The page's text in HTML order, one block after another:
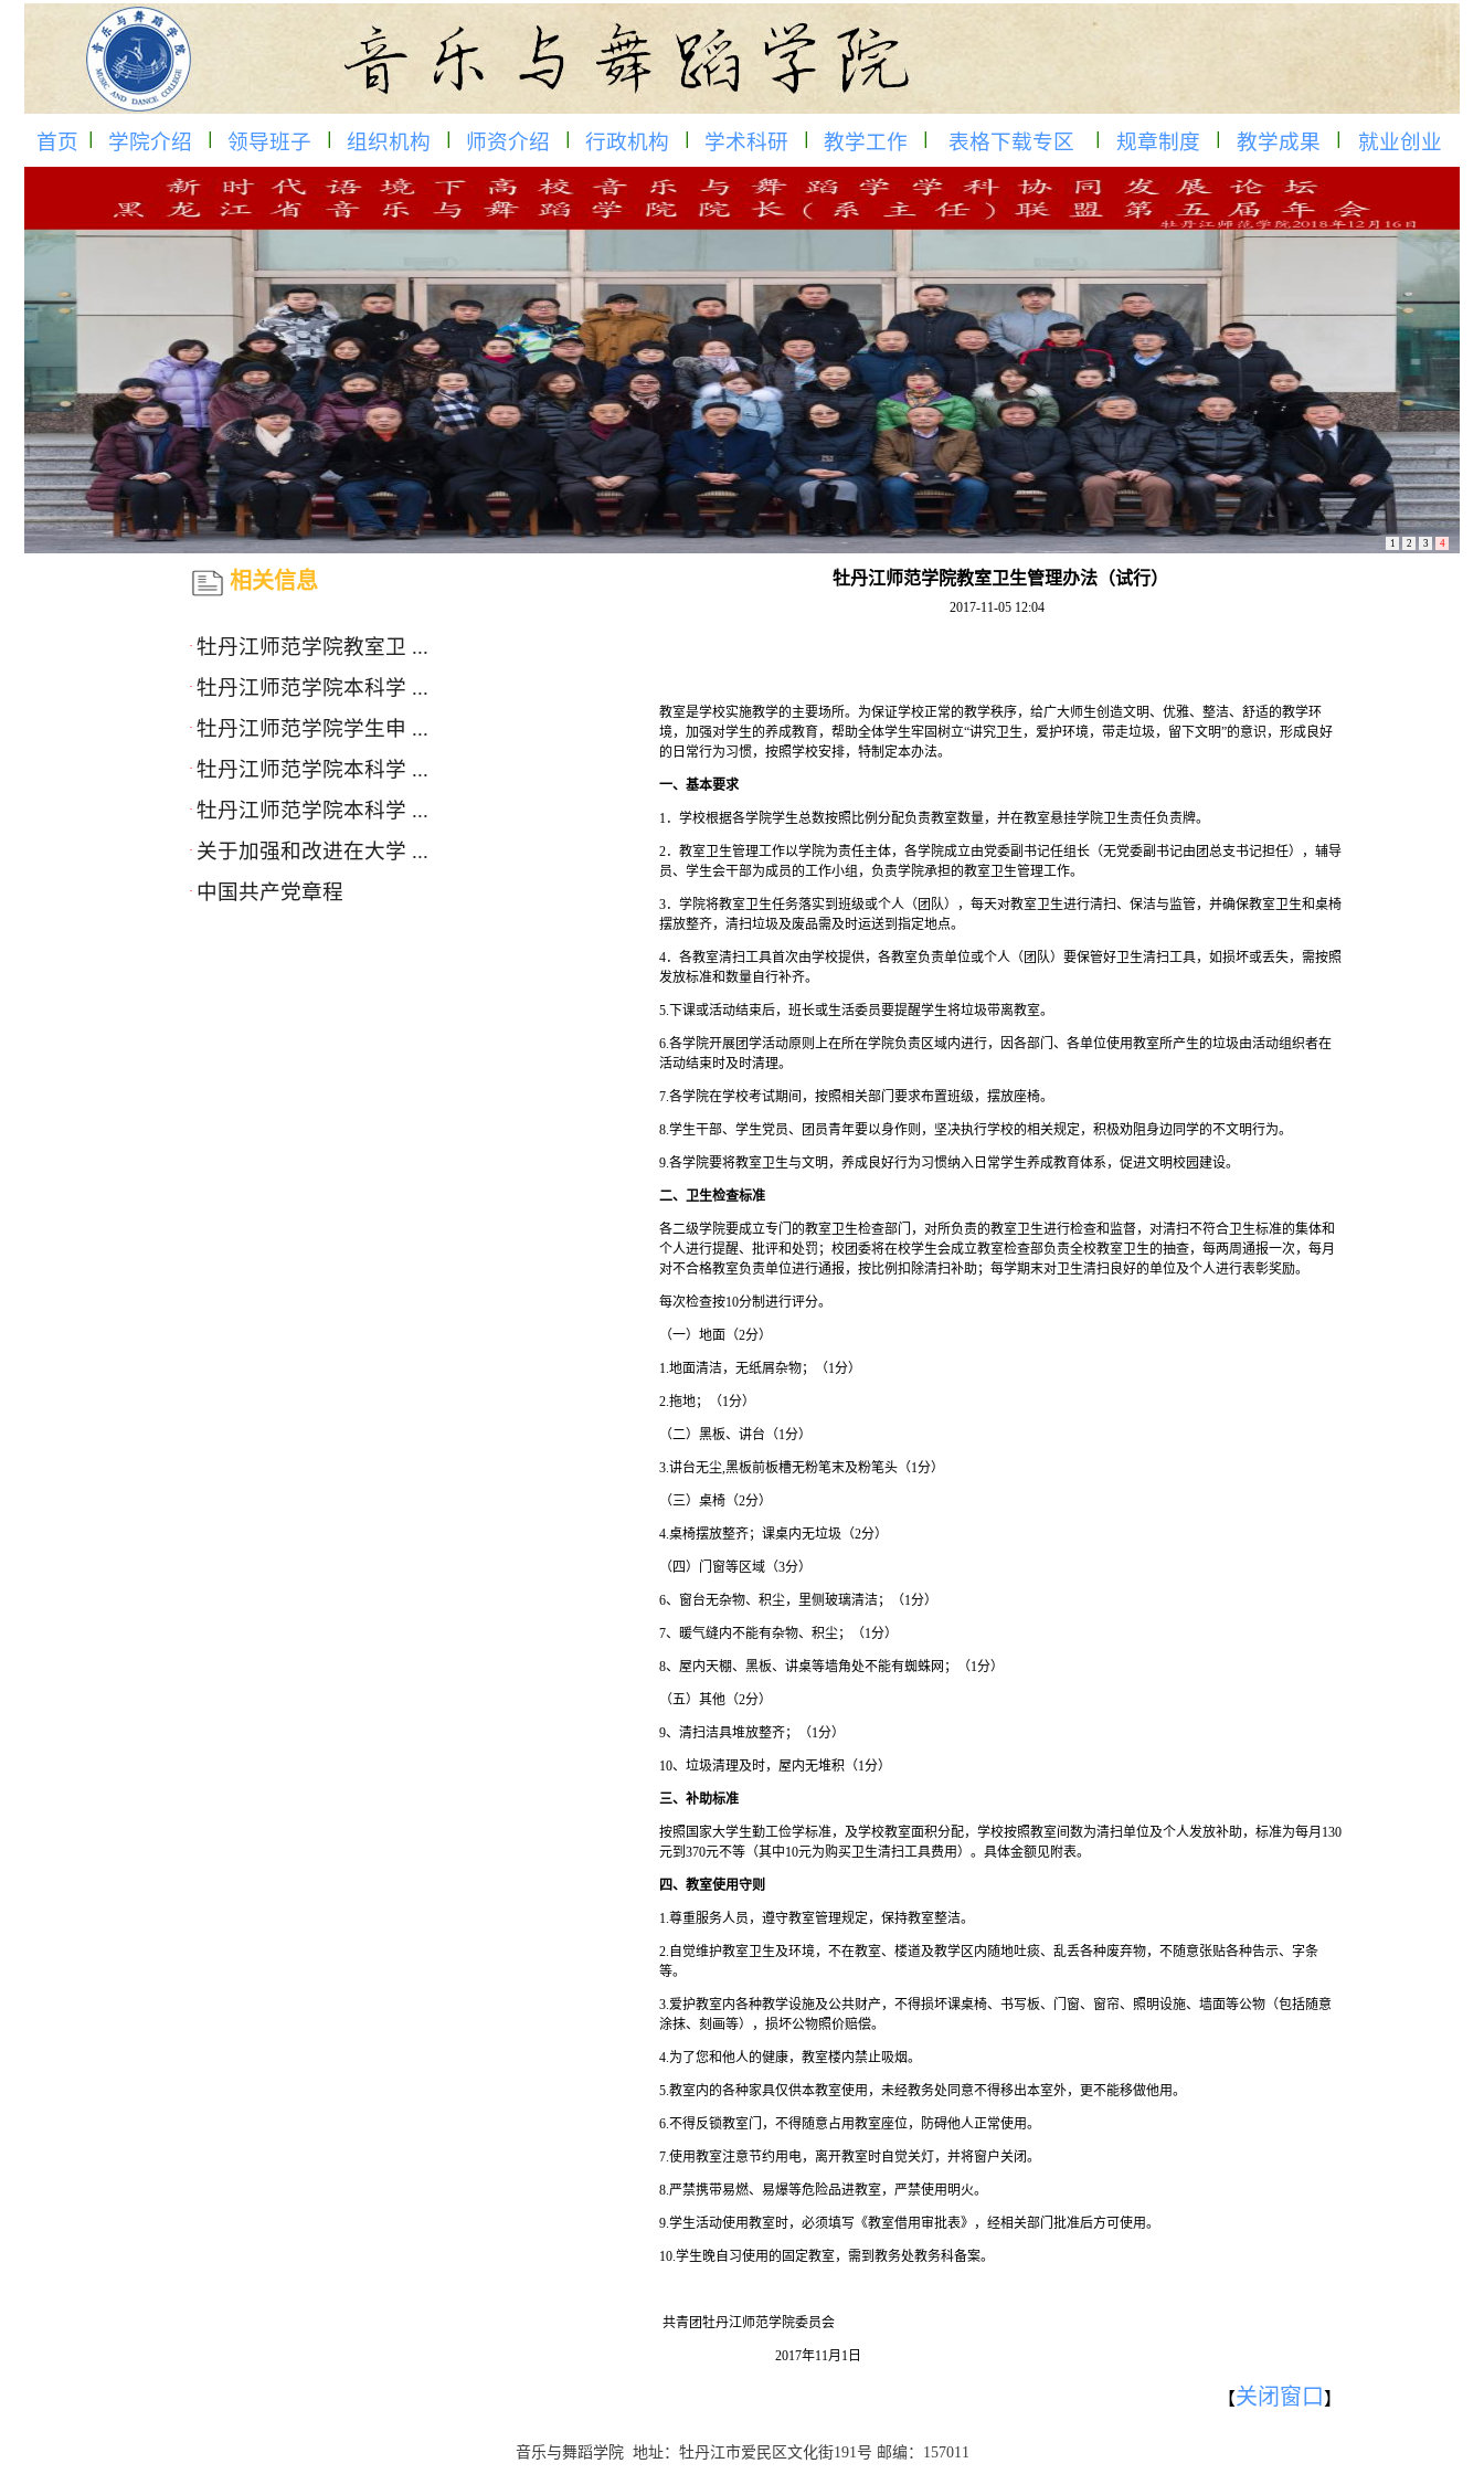
首页 学院介绍 领导班子 组织机构 师资介绍 行政机构 学术科研 教学工作 表格下载专区 规章制度 教学成果 就业创业
1 2 3 4
相关信息
· 牡丹江师范学院教室卫 ...
· 牡丹江师范学院本科学 ...
· 牡丹江师范学院学生申 ...
· 牡丹江师范学院本科学 ...
· 牡丹江师范学院本科学 ...
· 关于加强和改进在大学 ...
· 中国共产党章程
牡丹江师范学院教室卫生管理办法（试行）
2017-11-05 12:04
教室是学校实施教学的主要场所。为保证学校正常的教学秩序，给广大师生创造文明、优雅、整洁、舒适的教学环
境，加强对学生的养成教育，帮助全体学生牢固树立“讲究卫生，爱护环境，带走垃圾，留下文明”的意识，形成良好
的日常行为习惯，按照学校安排，特制定本办法。
一、基本要求
1．学校根据各学院学生总数按照比例分配负责教室数量，并在教室悬挂学院卫生责任负责牌。
2．教室卫生管理工作以学院为责任主体，各学院成立由党委副书记任组长（无党委副书记由团总支书记担任），辅导
员、学生会干部为成员的工作小组，负责学院承担的教室卫生管理工作。
3．学院将教室卫生任务落实到班级或个人（团队），每天对教室卫生进行清扫、保洁与监管，并确保教室卫生和桌椅
摆放整齐，清扫垃圾及废品需及时运送到指定地点。
4．各教室清扫工具首次由学校提供，各教室负责单位或个人（团队）要保管好卫生清扫工具，如损坏或丢失，需按照
发放标准和数量自行补齐。
5.下课或活动结束后，班长或生活委员要提醒学生将垃圾带离教室。
6.各学院开展团学活动原则上在所在学院负责区域内进行，因各部门、各单位使用教室所产生的垃圾由活动组织者在
活动结束时及时清理。
7.各学院在学校考试期间，按照相关部门要求布置班级，摆放座椅。
8.学生干部、学生党员、团员青年要以身作则，坚决执行学校的相关规定，积极劝阻身边同学的不文明行为。
9.各学院要将教室卫生与文明，养成良好行为习惯纳入日常学生养成教育体系，促进文明校园建设。
二、卫生检查标准
各二级学院要成立专门的教室卫生检查部门，对所负责的教室卫生进行检查和监督，对清扫不符合卫生标准的集体和
个人进行提醒、批评和处罚；校团委将在校学生会成立教室检查部负责全校教室卫生的抽查，每两周通报一次，每月
对不合格教室负责单位进行通报，按比例扣除清扫补助；每学期末对卫生清扫良好的单位及个人进行表彰奖励。
每次检查按10分制进行评分。
（一）地面（2分）
1.地面清洁，无纸屑杂物；（1分）
2.拖地；（1分）
（二）黑板、讲台（1分）
3.讲台无尘,黑板前板槽无粉笔末及粉笔头（1分）
（三）桌椅（2分）
4.桌椅摆放整齐；课桌内无垃圾（2分）
（四）门窗等区域（3分）
6、窗台无杂物、积尘，里侧玻璃清洁；（1分）
7、暖气缝内不能有杂物、积尘；（1分）
8、屋内天棚、黑板、讲桌等墙角处不能有蜘蛛网；（1分）
（五）其他（2分）
9、清扫洁具堆放整齐；（1分）
10、垃圾清理及时，屋内无堆积（1分）
三、补助标准
按照国家大学生勤工俭学标准，及学校教室面积分配，学校按照教室间数为清扫单位及个人发放补助，标准为每月130
元到370元不等（其中10元为购买卫生清扫工具费用）。具体金额见附表。
四、教室使用守则
1.尊重服务人员，遵守教室管理规定，保持教室整洁。
2.自觉维护教室卫生及环境，不在教室、楼道及教学区内随地吐痰、乱丢各种废弃物，不随意张贴各种告示、字条
等。
3.爱护教室内各种教学设施及公共财产，不得损坏课桌椅、书写板、门窗、窗帘、照明设施、墙面等公物（包括随意
涂抹、刻画等），损坏公物照价赔偿。
4.为了您和他人的健康，教室楼内禁止吸烟。
5.教室内的各种家具仅供本教室使用，未经教务处同意不得移出本室外，更不能移做他用。
6.不得反锁教室门，不得随意占用教室座位，防碍他人正常使用。
7.使用教室注意节约用电，离开教室时自觉关灯，并将窗户关闭。
8.严禁携带易燃、易爆等危险品进教室，严禁使用明火。
9.学生活动使用教室时，必须填写《教室借用审批表》，经相关部门批准后方可使用。
10.学生晚自习使用的固定教室，需到教务处教务科备案。
共青团牡丹江师范学院委员会
2017年11月1日
【关闭窗口 】
音乐与舞蹈学院 地址：牡丹江市爱民区文化街191号 邮编：157011